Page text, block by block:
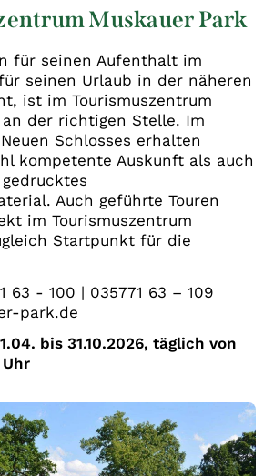
Radweg: 630 km von der Neiße-
Haff
Weg: 500 km auf den Spuren
260 km durch die
Heide- und Teichlandschaft
bei der Marketing-
Oberlausitz-Niederschlesien
48 770│ www.radwandern-
Oberlausitz (moVeas)
25 91 730
www.ov-oberlausitz.de
Betreibung der Waldeisenbahn
20 74
hier
Muskauer Park
für seinen Aufenthalt im
seinen Urlaub in der näheren
ist im Tourismuszentrum
an der richtigen Stelle. Im
Schlosses erhalten
kompetente Auskunft als auch
Auch geführte Touren
im Tourismuszentrum
Startpunkt für die
63 - 100 | 035771 63 – 109
park.de
bis 31.10.2026, täglich von